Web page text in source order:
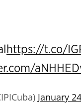
https://t.co/
January